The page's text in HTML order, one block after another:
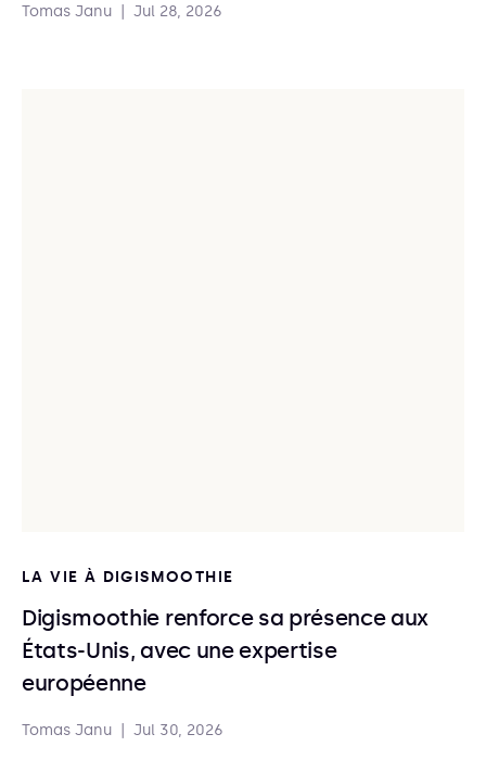
Tomas Janu Jul 28, 2026
LA VIE À DIGISMOOTHIE
Digismoothie renforce sa présence aux
États-Unis, avec une expertise
européenne
Tomas Janu Jul 30, 2026